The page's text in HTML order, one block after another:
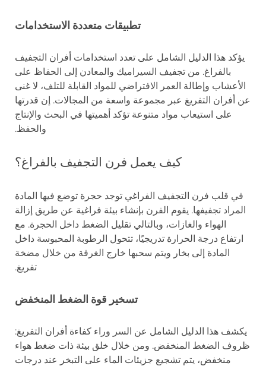
تطبيقات متعددة الاستخدامات
يؤكد هذا الدليل الشامل على تعدد استخدامات أفران التجفيف
بالفراغ. من تجفيف السيراميك والمعادن إلى الحفاظ على
الأعشاب وإطالة العمر الافتراضي للمواد القابلة للتلف، لا غنى
عن أفران التفريغ عبر مجموعة واسعة من المجالات. إن قدرتها
على استيعاب مواد متنوعة تؤكد أهميتها في البحث والإنتاج
والحفظ.
كيف يعمل فرن التجفيف بالفراغ؟
في قلب فرن التجفيف الفراغي توجد حجرة توضع فيها المادة
المراد تجفيفها. يقوم الفرن بإنشاء بيئة فراغية عن طريق إزالة
الهواء والغازات، وبالتالي تقليل الضغط داخل الحجرة. مع
ارتفاع درجة الحرارة تدريجيًا، تتحول الرطوبة المحبوسة داخل
المادة إلى بخار ويتم سحبها خارج الغرفة من خلال مضخة
تفريغ.
تسخير قوة الضغط المنخفض
يكشف هذا الدليل الشامل عن السر وراء كفاءة أفران التفريغ:
ظروف الضغط المنخفض. ومن خلال خلق بيئة ذات ضغط هواء
منخفض، يتم تشجيع جزيئات الماء على التبخر عند درجات